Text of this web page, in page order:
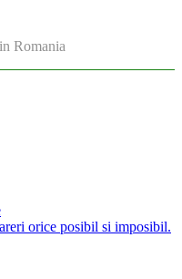
Romania
orice posibil si imposibil.